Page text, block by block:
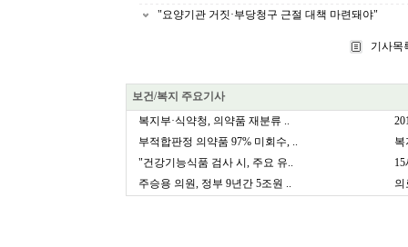
"요양기관 거짓·부당청구 근절 대책 마련돼야"
기사목
보건/복지 주요기사
복지부·식약청, 의약품 재분류 ..
부적합판정 의약품 97% 미회수, ..
복
"건강기능식품 검사 시, 주요 유..
주승용 의원, 정부 9년간 5조원 ..
의